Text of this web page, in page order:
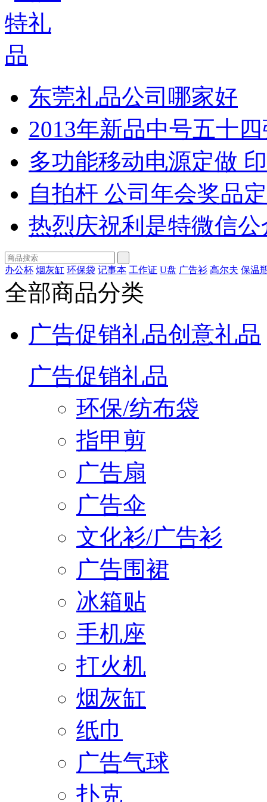
东莞礼品公司哪家好
2013年新品中号五十
多功能移动电源定做
自拍杆 公司年会奖品
热烈庆祝利是特微信
办公杯 烟灰缸 环保袋 记事本 工作证 U盘 广告衫 高尔夫 保温
全部商品分类
广告促销礼品创意礼品
广告促销礼品
环保/纺布袋
指甲剪
广告扇
广告伞
文化衫/广告衫
广告围裙
冰箱贴
手机座
打火机
烟灰缸
纸巾
广告气球
扑克